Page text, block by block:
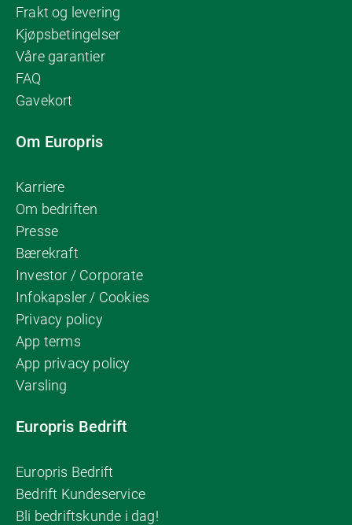
Frakt og levering
Kjøpsbetingelser
Våre garantier
FAQ
Gavekort
Om Europris
Karriere
Om bedriften
Presse
Bærekraft
Investor / Corporate
Infokapsler / Cookies
Privacy policy
App terms
App privacy policy
Varsling
Europris Bedrift
Europris Bedrift
Bedrift Kundeservice
Bli bedriftskunde i dag!